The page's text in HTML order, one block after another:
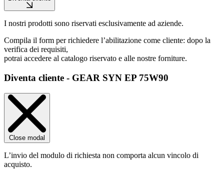
I nostri prodotti sono riservati esclusivamente ad aziende.
Compila il form per richiedere l’abilitazione come cliente: dopo la
verifica dei requisiti,
potrai accedere al catalogo riservato e alle nostre forniture.
Diventa cliente - GEAR SYN EP 75W90
Close modal
L’invio del modulo di richiesta non comporta alcun vincolo di
acquisto.